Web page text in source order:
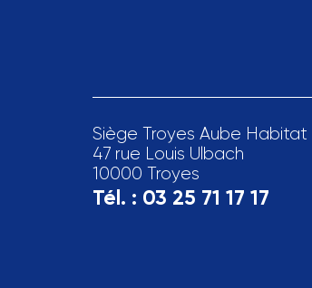
Siège Troyes Aube Habitat
47 rue Louis Ulbach
10000 Troyes
Tél. : 03 25 71 17 17